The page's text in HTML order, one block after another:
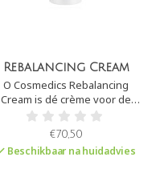
Rebalancing Cream
O Cosmedics Rebalancing
Cream is dé crème voor de
vette huid. Het is een lichte,
olievrije crème die verrijkt is
met V8 Peptide Complex® en
bekroonde actieve
€70,50
Beschikbaar na huidadvies